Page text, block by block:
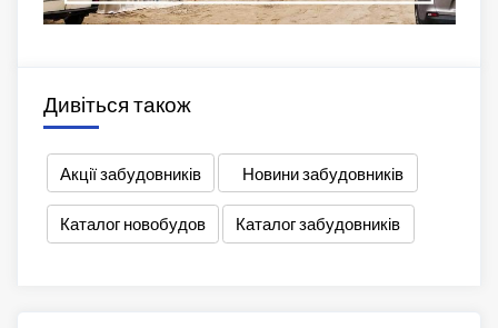
Дивіться також
Акції забудовників Новини забудовників
Каталог новобудов Каталог забудовників